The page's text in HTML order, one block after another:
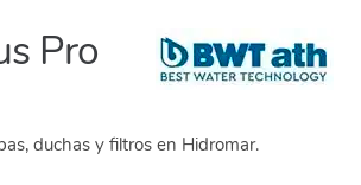
Pro
duchas y filtros en Hidromar.